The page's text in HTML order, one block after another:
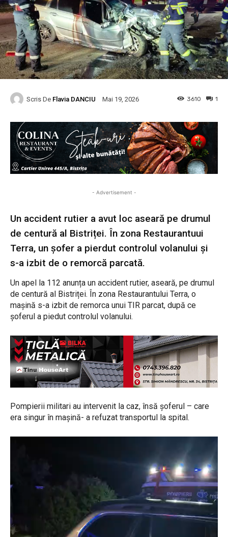
Scris De Flavia DANCIU Mai 19, 2026 1
3610
- Advertisement -
Un accident rutier a avut loc aseară pe drumul
de centură al Bistriței. În zona Restaurantuui
Terra, un șofer a pierdut controlul volanului și
s-a izbit de o remorcă parcată.
Un apel la 112 anunța un accident rutier, aseară, pe drumul
de centură al Bistriței. În zona Restaurantului Terra, o
mașină s-a izbit de remorca unui TIR parcat, după ce
șoferul a piedut controlul volanului.
Pompierii militari au intervenit la caz, însă șoferul – care
era singur în mașină- a refuzat transportul la spital.
e
i
d